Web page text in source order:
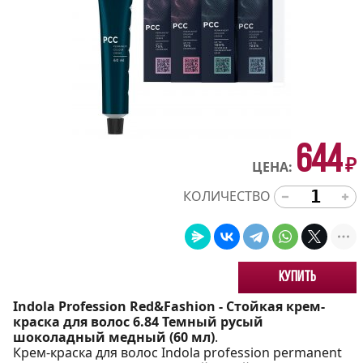
ЦЕНА: 644₽
КОЛИЧЕСТВО
Купить
Indola Profession Red&Fashion - Стойкая крем-
краска для волос 6.84 Темный русый
шоколадный медный (60 мл).
Крем-краска для волос Indola profession permanent